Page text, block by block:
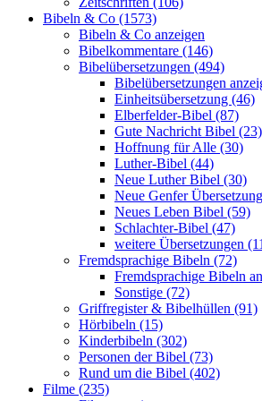
Bibeln & Co (1573)
Bibeln & Co anzeigen
Bibelkommentare (146)
Bibelübersetzungen (494)
Bibelübersetzungen
Einheitsübersetzung (46)
Elberfelder-Bibel (87)
Gute Nachricht Bibel (23)
Hoffnung für Alle (30)
Luther-Bibel (44)
Neue Luther Bibel (30)
Neue Genfer
Neues Leben Bibel (59)
Schlachter-Bibel (47)
weitere Übersetzungen
Fremdsprachige Bibeln (72)
Fremdsprachige Bibeln
Sonstige (72)
Griffregister & Bibelhüllen (91)
Hörbibeln (15)
Kinderbibeln (302)
Personen der Bibel (73)
Rund um die Bibel (402)
Filme (235)